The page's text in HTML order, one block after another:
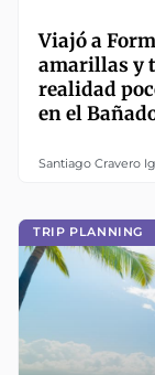
Viajó a
amarillas y
realidad
en el
Santiago Cravero
TRIP PLANNING